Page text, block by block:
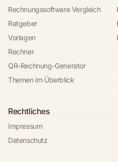
Rechnungssoftware Vergleich
Ratgeber
Vorlagen
Rechner
QR-Rechnung-Generator
Themen im Überblick
Rechtliches
Impressum
Datenschutz